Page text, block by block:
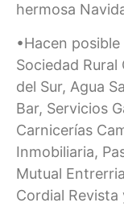
hermosa
•Hacen
Sociedad Rural
del Sur, Agua
Bar, Servicios
Carnicerías
Inmobiliaria,
Mutual
Cordial Revista